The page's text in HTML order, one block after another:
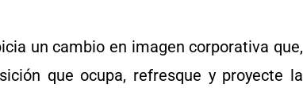
un cambio en imagen corporativa que,
que ocupa, refresque y proyecte la